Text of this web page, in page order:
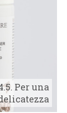
Per una